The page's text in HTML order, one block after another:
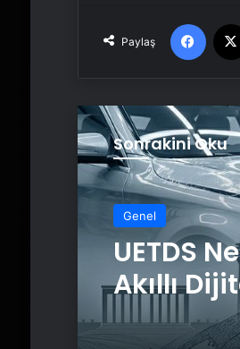
Paylaş
Sonrakini Oku
Genel
Genel
Vira